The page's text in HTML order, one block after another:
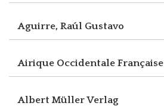
Aguirre, Raúl Gustavo
Airique Occidentale Française
Albert Müller Verlag